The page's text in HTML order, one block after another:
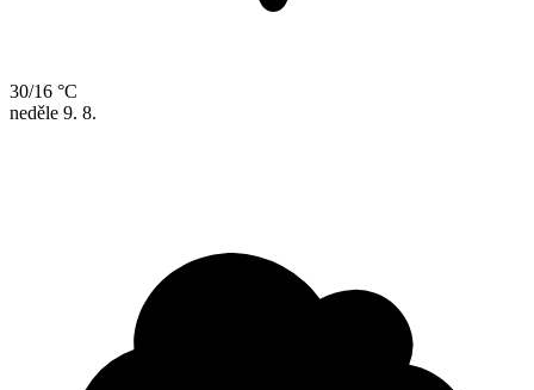
30/16 °C
neděle 9. 8.